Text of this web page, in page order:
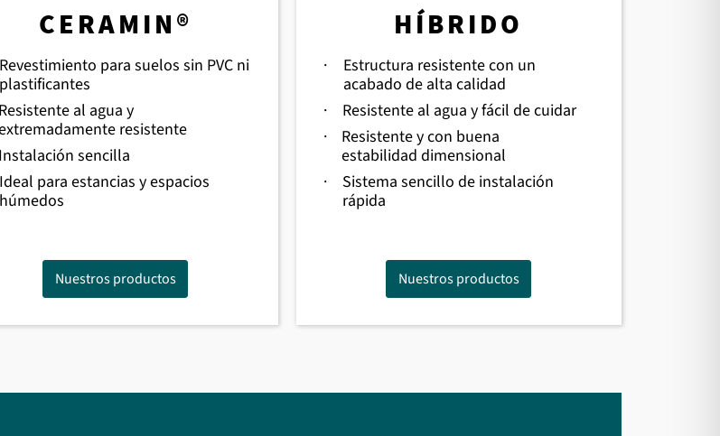
CERAMIN®
Revestimiento para suelos sin PVC ni
plastificantes
Resistente al agua y
resistente
Instalación sencilla
Ideal para estancias y espacios
húmedos
Nuestros productos
HÍBRIDO
·
Estructura resistente con un
acabado de alta calidad
·
Resistente al agua y fácil de cuidar
·
Resistente y con buena
estabilidad dimensional
·
Sistema sencillo de instalación
rápida
Nuestros productos